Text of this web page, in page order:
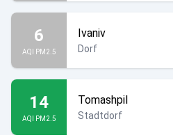
6
AQI PM2.5
Ivaniv
Dorf
14
AQI PM2.5
Tomashpil
Stadtdorf